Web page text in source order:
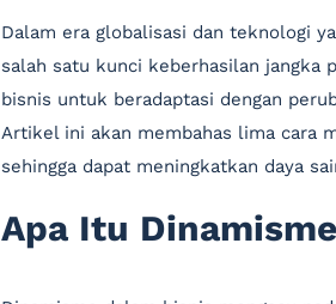
Dalam era globalisasi dan teknologi
salah satu kunci keberhasilan jangka
bisnis untuk beradaptasi dengan
Artikel ini akan membahas lima cara
sehingga dapat meningkatkan daya
Apa Itu